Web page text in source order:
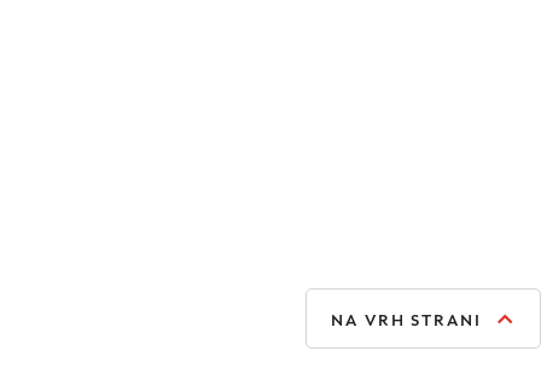
NA VRH STRANI